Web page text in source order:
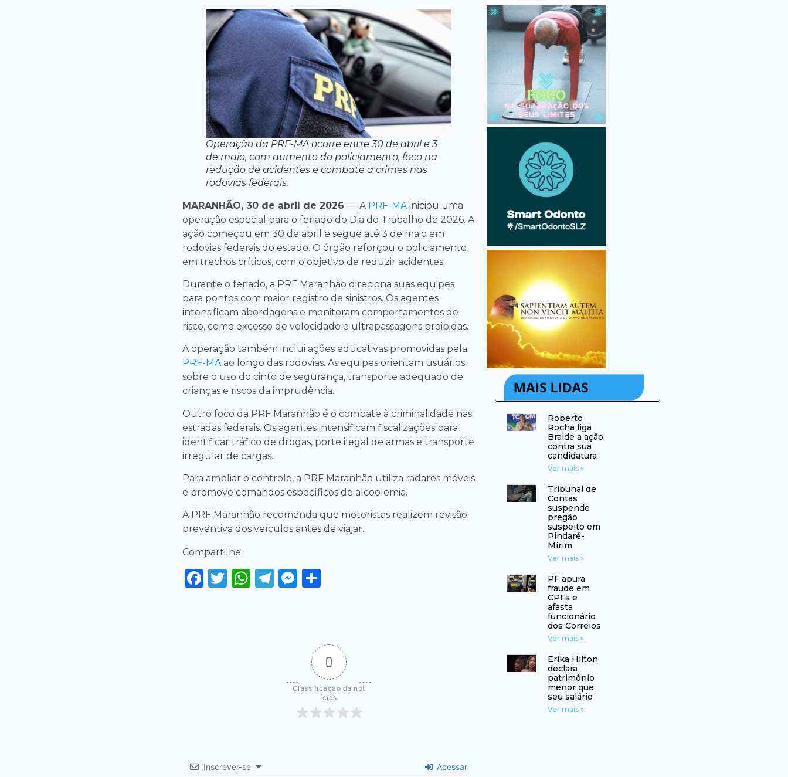
Operação da PRF-MA ocorre entre 30 de abril e 3
de maio, com aumento do policiamento, foco na
redução de acidentes e combate a crimes nas
rodovias federais.
MARANHÃO, 30 de abril de 2026 — A PRF-MA iniciou uma
operação especial para o feriado do Dia do Trabalho de 2026. A
ação começou em 30 de abril e segue até 3 de maio em
rodovias federais do estado. O órgão reforçou o policiamento
em trechos críticos, com o objetivo de reduzir acidentes.
Durante o feriado, a PRF Maranhão direciona suas equipes
para pontos com maior registro de sinistros. Os agentes
intensificam abordagens e monitoram comportamentos de
risco, como excesso de velocidade e ultrapassagens proibidas.
A operação também inclui ações educativas promovidas pela
PRF-MAao longo das rodovias. As equipes orientam usuários
sobre o uso do cinto de segurança, transporte adequado de
crianças e riscos da imprudência.
Outro foco da PRF Maranhão é o combate à criminalidade nas
estradas federais. Os agentes intensificam fiscalizações para
identificar tráfico de drogas, porte ilegal de armas e transporte
irregular de cargas.
Para ampliar o controle, a PRF Maranhão utiliza radares móveis
e promove comandos específicos de alcoolemia.
A PRF Maranhão recomenda que motoristas realizem revisão
preventiva dos veículos antes de viajar.
Compartilhe
Facebook
Twitter
WhatsApp
Telegram
Messenger
0
Classificação da not
ícias
Inscrever-se Acessar
Roberto
Rocha liga
Braide a ação
contra sua
candidatura
Ver mais »
Tribunal de
Contas
suspende
pregão
suspeito em
Pindaré-
Mirim
Ver mais »
PF apura
fraude em
CPFs e
afasta
funcionário
dos Correios
Ver mais »
Erika Hilton
declara
patrimônio
menor que
seu salário
Ver mais »